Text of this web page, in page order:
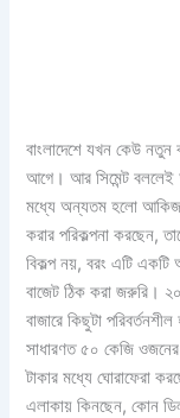
বাংলাদেশে যখন কেউ নতুন
আগে। আর সিমেন্ট বললেই
মধ্যে অন্যতম হলো আকিজ
করার পরিকল্পনা করছেন,
বিকল্প নয়, বরং এটি একটি
বাজেট ঠিক করা জরুরি।
বাজারে কিছুটা
সাধারণত ৫০ কেজি
টাকার মধ্যে ঘোরাফেরা
এলাকায় কিনছেন, কোন